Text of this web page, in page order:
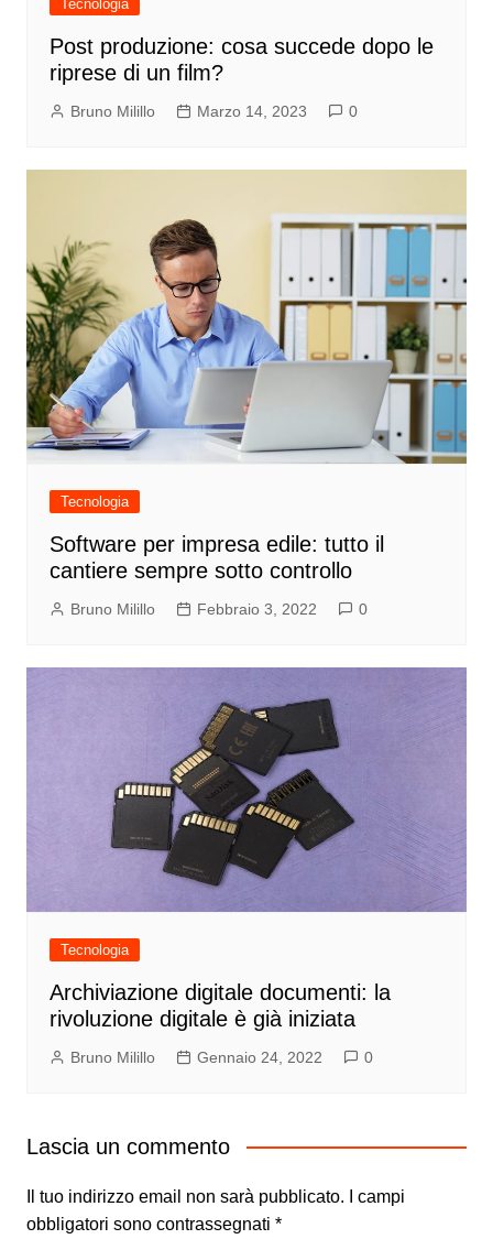
Tecnologia
Post produzione: cosa succede dopo le
riprese di un film?
Bruno Milillo Marzo 14, 2023 0
Tecnologia
Software per impresa edile: tutto il
cantiere sempre sotto controllo
Bruno Milillo Febbraio 3, 2022 0
Tecnologia
Archiviazione digitale documenti: la
rivoluzione digitale è già iniziata
Bruno Milillo Gennaio 24, 2022 0
Lascia un commento
Il tuo indirizzo email non sarà pubblicato.
I campi
obbligatori sono contrassegnati *